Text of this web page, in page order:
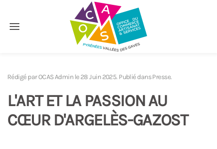
Accéder au contenu principal
Rédigé par OCAS Admin le28 Juin 2025. Publié dansPresse.
L'ART ET LA PASSION AU
CŒUR D'ARGELÈS-GAZOST